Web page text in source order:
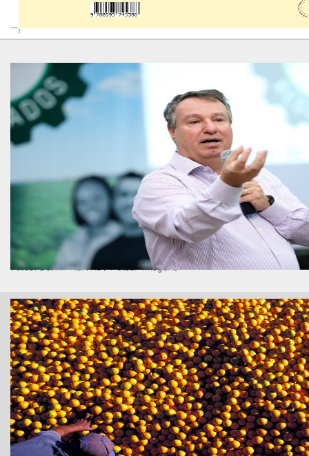
FLICKR
Fotos: Delfim Martins / Pulsar Imagens
TWITTER
Seguir
NAVEGAÇÃO RÁPIDA
HOME
BLOG
QUEM SOMOS
SERVIÇOS
PORTIFOLIO
CLIENTES
CONTATO
ARTIGOS RECENTES
Para conscientizar a garotada
Um livro para viajar pelo Brasil
Financeirização das distribuidoras
tema de palestra na Convenção da
Rural Brasil